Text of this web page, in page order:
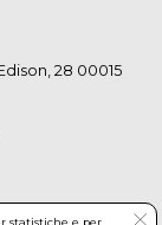
28 00015
statistiche e per